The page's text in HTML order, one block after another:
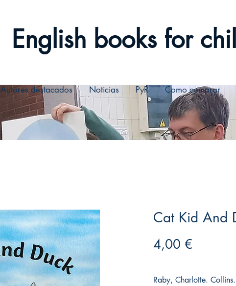
English books for
Autores destacados Noticias PyR Como comprar
Cat Kid And
4,00 €
Raby, Charlotte.